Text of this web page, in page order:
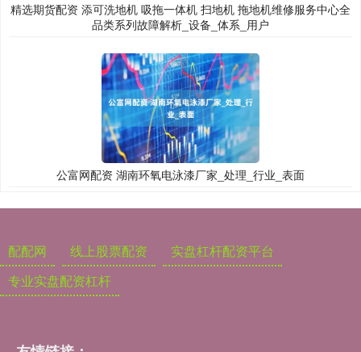
精选期货配资 添可洗地机 吸拖一体机 扫地机 拖地机维修服务中心全
品类系列故障解析_设备_体系_用户
公富网配资 湖南环氧电泳漆厂家_处理_行业_表面
配配网 线上股票配资
实盘杠杆配资平台
专业实盘配资杠杆